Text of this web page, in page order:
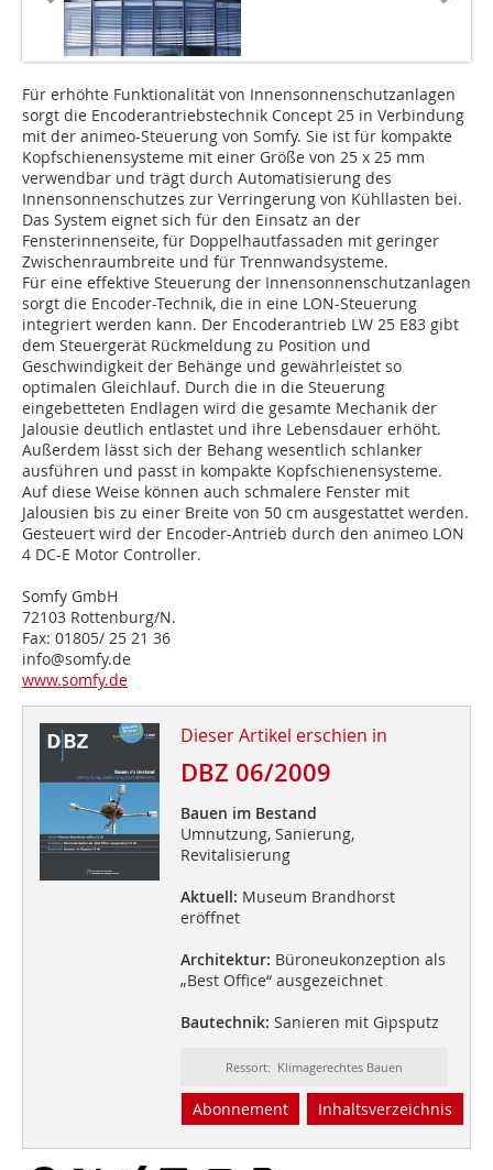
Für erhöhte Funktionalität von Innensonnenschutzanlagen
sorgt die Encoderantriebstechnik Concept 25 in Verbindung
mit der animeo-Steuerung von Somfy. Sie ist für kompakte
Kopfschienensysteme mit einer Größe von 25 x 25 mm
verwendbar und trägt durch Automatisierung des
Innensonnenschutzes zur Verringerung von Kühllasten bei.
Das System eignet sich für den Einsatz an der
Fensterinnenseite, für Doppelhautfassaden mit geringer
Zwischenraumbreite und für Trennwandsysteme.
Für eine effektive Steuerung der Innensonnenschutzanlagen
sorgt die Encoder-Technik, die in eine LON-Steuerung
integriert werden kann. Der Encoderantrieb LW 25 E83 gibt
dem Steuergerät Rückmeldung zu Position und
Geschwindigkeit der Behänge und gewährleistet so
optimalen Gleichlauf. Durch die in die Steuerung
eingebetteten Endlagen wird die gesamte Mechanik der
Jalousie deutlich entlastet und ihre Lebensdauer erhöht.
Außerdem lässt sich der Behang wesentlich schlanker
ausführen und passt in kompakte Kopfschienensysteme.
Auf diese Weise können auch schmalere Fenster mit
Jalousien bis zu einer Breite von 50 cm ausgestattet werden.
Gesteuert wird der Encoder-Antrieb durch den animeo LON
4 DC-E Motor Controller.
Somfy GmbH
72103 Rottenburg/N.
Fax: 01805/ 25 21 36
info@somfy.de
www.somfy.de
Dieser Artikel erschien in
DBZ 06/2009
Bauen im Bestand
Umnutzung, Sanierung,
Revitalisierung
Aktuell: Museum Brandhorst
eröffnet
Architektur: Büroneukonzeption als
„Best Office“ ausgezeichnet
Bautechnik: Sanieren mit Gipsputz
Ressort: Klimagerechtes Bauen
Abonnement Inhaltsverzeichnis